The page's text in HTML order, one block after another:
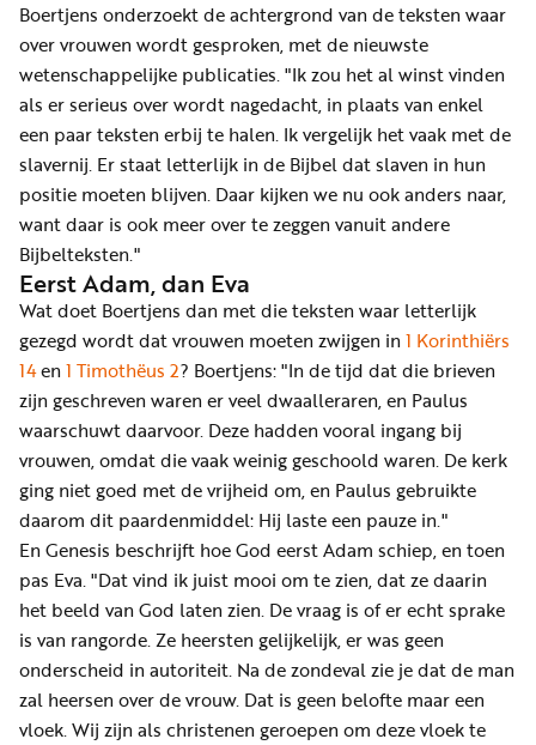
Boertjens onderzoekt de achtergrond van de teksten waar
over vrouwen wordt gesproken, met de nieuwste
wetenschappelijke publicaties. "Ik zou het al winst vinden
als er serieus over wordt nagedacht, in plaats van enkel
een paar teksten erbij te halen. Ik vergelijk het vaak met de
slavernij. Er staat letterlijk in de Bijbel dat slaven in hun
positie moeten blijven. Daar kijken we nu ook anders naar,
want daar is ook meer over te zeggen vanuit andere
Bijbelteksten."
Eerst Adam, dan Eva
Wat doet Boertjens dan met die teksten waar letterlijk
gezegd wordt dat vrouwen moeten zwijgen in 1 Korinthiërs
14en 1 Timothëus 2? Boertjens: "In de tijd dat die brieven
zijn geschreven waren er veel dwaalleraren, en Paulus
waarschuwt daarvoor. Deze hadden vooral ingang bij
vrouwen, omdat die vaak weinig geschoold waren. De kerk
ging niet goed met de vrijheid om, en Paulus gebruikte
daarom dit paardenmiddel: Hij laste een pauze in."
En Genesis beschrijft hoe God eerst Adam schiep, en toen
pas Eva. "Dat vind ik juist mooi om te zien, dat ze daarin
het beeld van God laten zien. De vraag is of er echt sprake
is van rangorde. Ze heersten gelijkelijk, er was geen
onderscheid in autoriteit. Na de zondeval zie je dat de man
zal heersen over de vrouw. Dat is geen belofte maar een
vloek. Wij zijn als christenen geroepen om deze vloek te